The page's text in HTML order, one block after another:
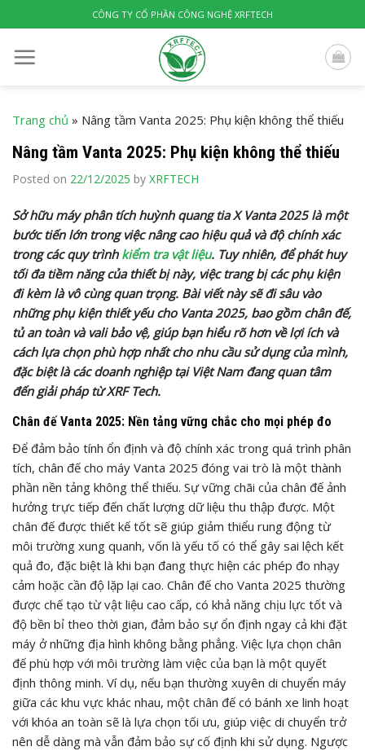
to
content
CÔNG TY CỔ PHẦN CÔNG NGHỆ XRFTECH
Trang chủ » Nâng tầm Vanta 2025: Phụ kiện không thể thiếu
Nâng tầm Vanta 2025: Phụ kiện không thể thiếu
Posted on 22/12/2025 by XRFTECH
Sở hữu máy phân tích huỳnh quang tia X Vanta 2025 là một
bước tiến lớn trong việc nâng cao hiệu quả và độ chính xác
trong các quy trình kiểm tra vật liệu. Tuy nhiên, để phát huy
tối đa tiềm năng của thiết bị này, việc trang bị các phụ kiện
đi kèm là vô cùng quan trọng. Bài viết này sẽ đi sâu vào
những phụ kiện thiết yếu cho Vanta 2025, bao gồm chân đế,
tủ an toàn và vali bảo vệ, giúp bạn hiểu rõ hơn về lợi ích và
cách lựa chọn phù hợp nhất cho nhu cầu sử dụng của mình,
đặc biệt là các doanh nghiệp tại Việt Nam đang quan tâm
đến giải pháp từ XRF Tech.
Chân đế Vanta 2025: Nền tảng vững chắc cho mọi phép đo
Để đảm bảo tính ổn định và độ chính xác trong quá trình phân
tích, chân đế cho máy Vanta 2025 đóng vai trò là một thành
phần nền tảng không thể thiếu. Sự vững chãi của chân đế ảnh
hưởng trực tiếp đến chất lượng dữ liệu thu thập được. Một
chân đế được thiết kế tốt sẽ giúp giảm thiểu rung động từ
môi trường xung quanh, vốn là yếu tố có thể gây sai lệch kết
quả đo, đặc biệt là khi bạn đang thực hiện các phép đo nhạy
cảm hoặc cần độ lặp lại cao. Chân đế cho Vanta 2025 thường
được chế tạo từ vật liệu cao cấp, có khả năng chịu lực tốt và
độ bền bỉ theo thời gian, đảm bảo sự ổn định ngay cả khi đặt
máy ở những địa hình không bằng phẳng. Việc lựa chọn chân
đế phù hợp với môi trường làm việc của bạn là một quyết
định thông minh. Ví dụ, nếu bạn thường xuyên di chuyển máy
giữa các khu vực khác nhau, một chân đế có bánh xe linh hoạt
với khóa an toàn sẽ là lựa chọn tối ưu, giúp việc di chuyển trở
nên dễ dàng mà vẫn đảm bảo sự cố định khi sử dụng. Ngược